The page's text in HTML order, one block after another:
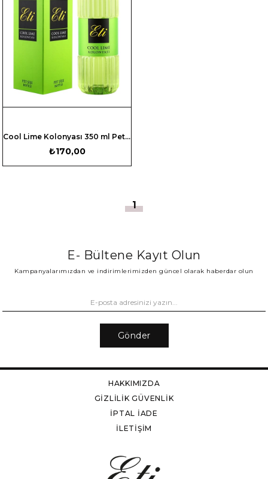
Cool Lime Kolonyası 350 ml Pet Şişe - Kutulu
₺170,00
1
E- Bültene Kayıt Olun
Kampanyalarımızdan ve indirimlerimizden güncel olarak haberdar olun
Gönder
HAKKIMIZDA
GİZLİLİK GÜVENLİK
İPTAL İADE
İLETİŞİM